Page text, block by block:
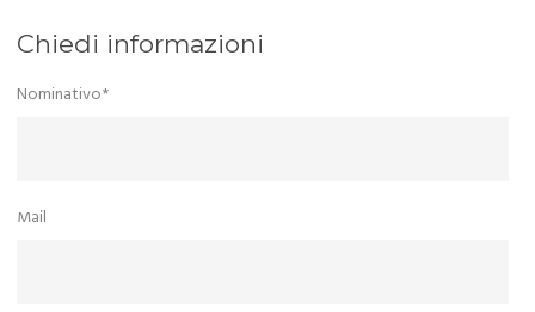
Chiedi informazioni
Nominativo*
Mail